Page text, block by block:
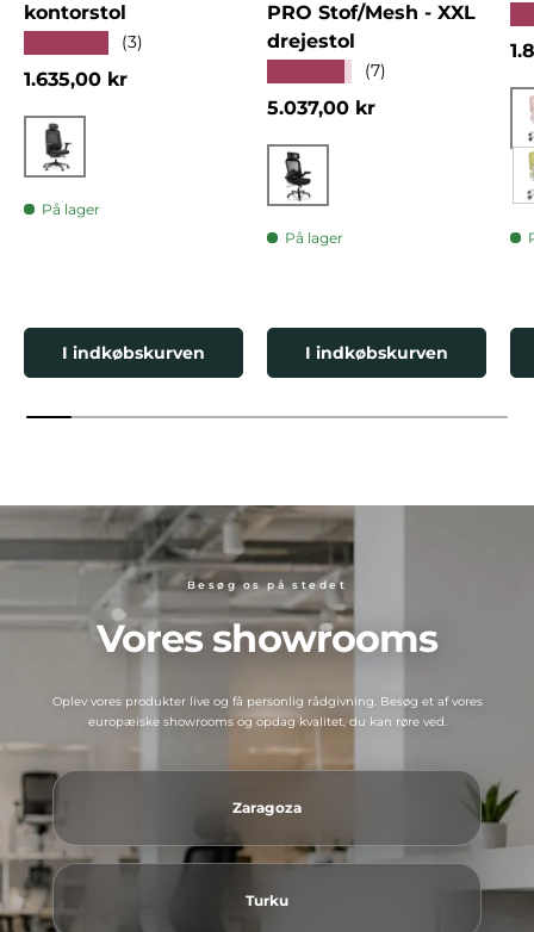
kontorstol
(3)
Normalpris
1.635,00 kr
Sort
På lager
I indkøbskurven
PRO Stof/Mesh - XXL
drejestol
(7)
Normalpris
5.037,00 kr
Sort
På lager
I indkøbskurven
Besøg os på stedet
Vores showrooms
Oplev vores produkter live og få personlig rådgivning. Besøg et af vores
europæiske showrooms og opdag kvalitet, du kan røre ved.
Zaragoza
Turku